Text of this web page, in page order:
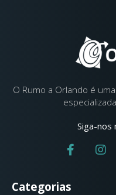
O Rumo a Orlando é
Siga-nos
Categorias